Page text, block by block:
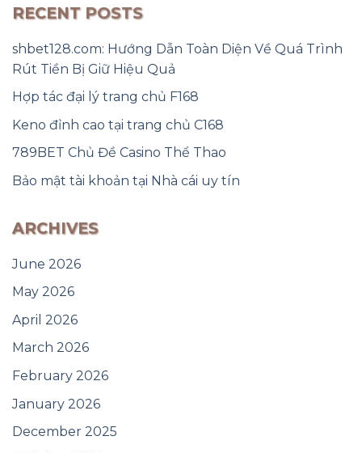
RECENT POSTS
shbet128.com: Hướng Dẫn Toàn Diện Về Quá Trình
Rút Tiền Bị Giữ Hiệu Quả
Hợp tác đại lý trang chủ F168
Keno đỉnh cao tại trang chủ C168
789BET Chủ Đề Casino Thể Thao
Bảo mật tài khoản tại Nhà cái uy tín
ARCHIVES
June 2026
May 2026
April 2026
March 2026
February 2026
January 2026
December 2025